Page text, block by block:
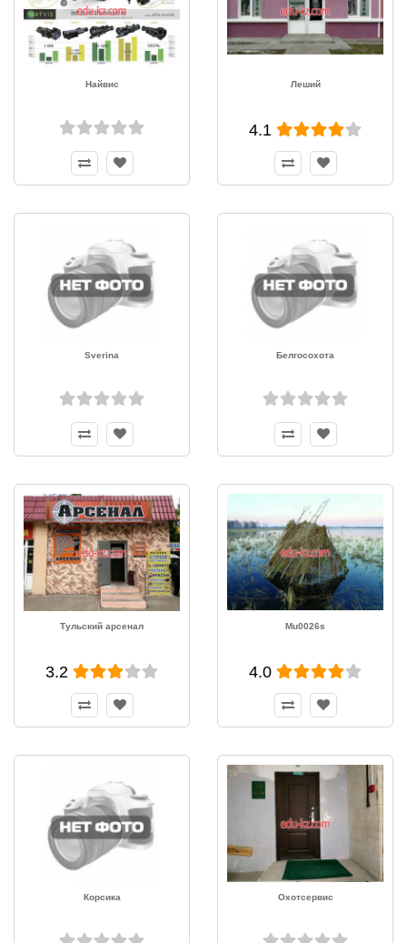
Найвис Леший
4.1
Sverina Белгосохота
Тульский арсенал
3.2
Mu0026s
4.0
Корсика Охотсервис